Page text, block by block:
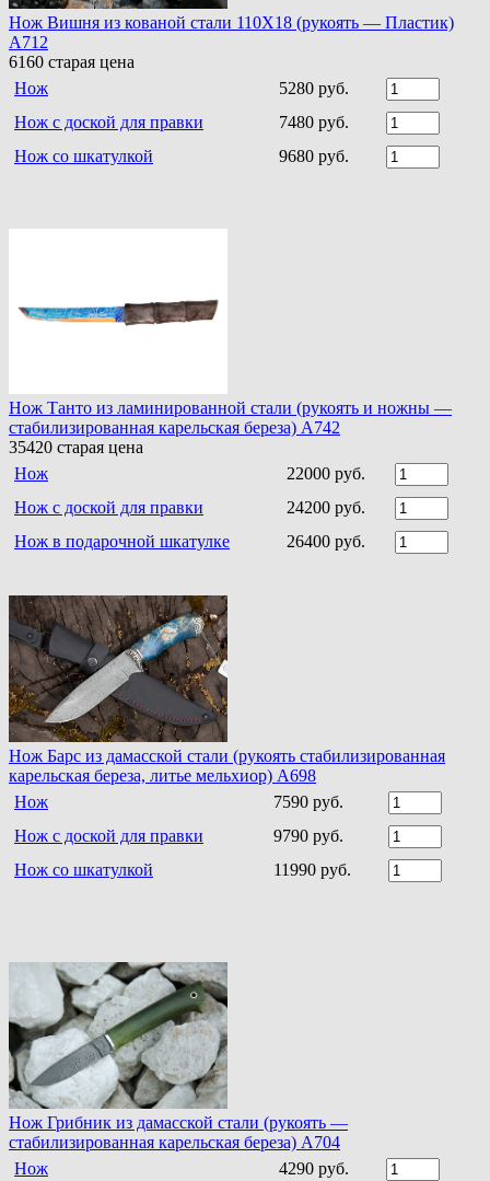
Нож Вишня из кованой стали 110Х18 (рукоять — Пластик)
A712
6160 старая цена
Нож
5280 руб.
Нож с доской для правки
7480 руб.
Нож со шкатулкой
9680 руб.
Нож Танто из ламинированной стали (рукоять и ножны —
стабилизированная карельская береза) A742
35420 старая цена
Нож
22000 руб.
Нож с доской для правки
24200 руб.
Нож в подарочной шкатулке
26400 руб.
Нож Барс из дамасской стали (рукоять стабилизированная
карельская береза, литье мельхиор) A698
Нож
7590 руб.
Нож с доской для правки
9790 руб.
Нож со шкатулкой
11990 руб.
Нож Грибник из дамасской стали (рукоять —
стабилизированная карельская береза) A704
Нож
4290 руб.